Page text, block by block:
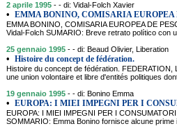
2 aprile 1995 - - di: Vidal-Folch Xavier
• EMMA BONINO, COMISARIA
EMMA BONINO, COMISARIA EUROPEA DE
Vidal-Folch SUMARIO: Breve retrato político con
25 gennaio 1995 - - di: Beaud Olivier, Liberation
• Histoire du concept de fédération.
Histoire du concept de fédération.
une union volontaire et libre d'entités politiques
19 gennaio 1995 - - di: Bonino Emma
• EUROPA: I MIEI IMPEGNI PER I
EUROPA: I MIEI IMPEGNI PER I
SOMMARIO: Emma Bonino fornisce alcune